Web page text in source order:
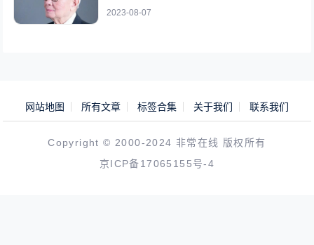
2023-08-07
网站地图 所有文章 标签合集 关于我们 联系我们
Copyright © 2000-2024 非常在线 版权所有
京ICP备17065155号-4